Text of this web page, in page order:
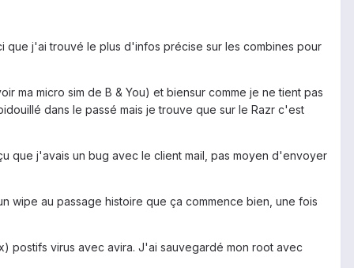
j'ai trouvé le plus d'infos précise sur les combines pour
ma micro sim de B & You) et biensur comme je ne tient pas
dans le passé mais je trouve que sur le Razr c'est
que j'avais un bug avec le client mail, pas moyen d'envoyer
wipe au passage histoire que ça commence bien, une fois
postifs virus avec avira. J'ai sauvegardé mon root avec